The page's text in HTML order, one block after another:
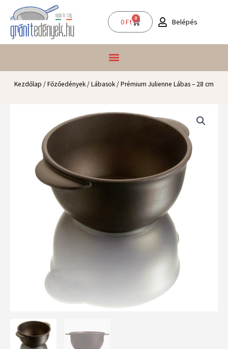
content
0Ft 0
Kosár Belépés
Kezdőlap /Főzőedények/Lábasok/ Prémium Julienne Lábas – 28 cm